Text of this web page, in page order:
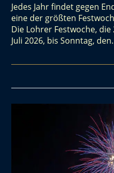
Jedes Jahr findet gegen
eine der größten
Die Lohrer Festwoche,
Juli 2026, bis Sonntag,